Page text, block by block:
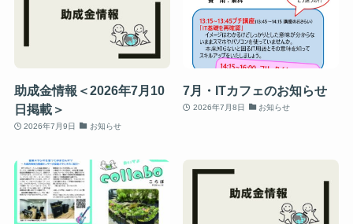
助成金情報＜2026年7月10
日掲載＞
2026年7月9日 お知らせ
7月・ITカフェのお知らせ
2026年7月8日 お知らせ